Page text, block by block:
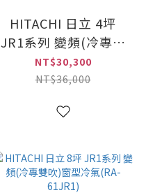
HITACHI 日立 4坪
JR1系列 變頻(冷專雙
吹)窗型冷氣(RA-
28JR1)
NT$30,300
NT$36,000